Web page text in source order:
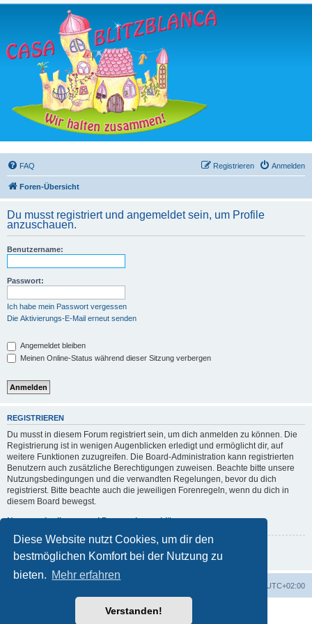
Diese Website nutzt Cookies, um dir den
bestmöglichen Komfort bei der Nutzung zu
bieten. Mehr erfahren
Verstanden!
FAQ Anmelden
Registrieren
Foren-Übersicht
Du musst registriert und angemeldet sein, um Profile
anzuschauen.
Benutzername:
Passwort:
Ich habe mein Passwort vergessen
Die Aktivierungs-E-Mail erneut senden
Angemeldet bleiben
Meinen Online-Status während dieser Sitzung verbergen
REGISTRIEREN
Du musst in diesem Forum registriert sein, um dich anmelden zu können. Die
Registrierung ist in wenigen Augenblicken erledigt und ermöglicht dir, auf
weitere Funktionen zuzugreifen. Die Board-Administration kann registrierten
Benutzern auch zusätzliche Berechtigungen zuweisen. Beachte bitte unsere
Nutzungsbedingungen und die verwandten Regelungen, bevor du dich
registrierst. Bitte beachte auch die jeweiligen Forenregeln, wenn du dich in
diesem Board bewegst.
Nutzungsbedingungen|Datenschutzerklärung
Registrieren
UTC+02:00
Powered byphpBB® Forum Software © phpBB Limited